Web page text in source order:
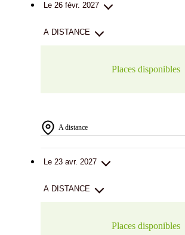
Le 26 févr. 2027
A DISTANCE
Places disponibles
A distance
Le 23 avr. 2027
A DISTANCE
Places disponibles